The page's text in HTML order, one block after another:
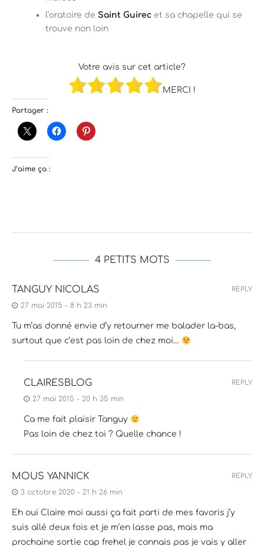
l’oratoire de Saint Guirec et sa chapelle qui se
trouve non loin
Votre avis sur cet article?
MERCI !
Partager :
J’aime ça :
4 PETITS MOTS
TANGUY NICOLAS
27 mai 2015 - 8 h 23 min
Tu m’as donné envie d’y retourner me balader la-bas,
surtout que c’est pas loin de chez moi…
REPLY
CLAIRESBLOG
27 mai 2015 - 20 h 35 min
Ca me fait plaisir Tanguy
Pas loin de chez toi ? Quelle chance !
REPLY
MOUS YANNICK
3 octobre 2020 - 21 h 26 min
Eh oui Claire moi aussi ça fait parti de mes favoris j’y
suis allé deux fois et je m’en lasse pas, mais ma
prochaine sortie cap frehel je connais pas je vais y aller
REPLY